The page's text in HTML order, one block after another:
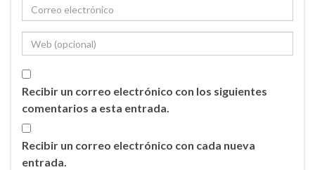
Recibir un correo electrónico con los siguientes
comentarios a esta entrada.
Recibir un correo electrónico con cada nueva
entrada.